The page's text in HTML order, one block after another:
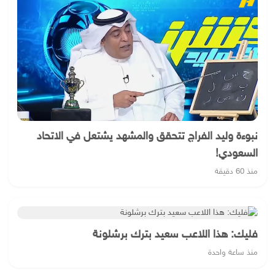
نبوءة وليد الفراج تتحقق والمشهد يشتعل في الاتحاد
السعودي!
منذ 60 دقيقة
فليك: هذا اللاعب سعيد بترك برشلونة
منذ ساعة واحدة